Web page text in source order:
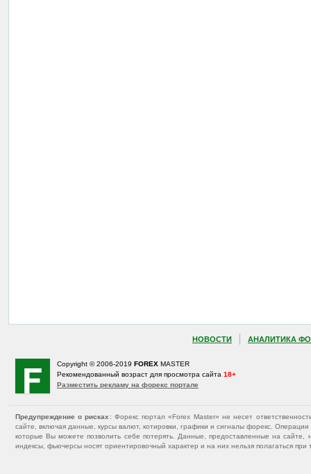
НОВОСТИ АНАЛИТИКА
Copyright © 2006-2019 FOREX MASTER
Рекомендованный возраст для просмотра сайта 18+
Разместить рекламу на форекс портале
Предупреждение о рисках : Форекс портал «Forex Master» не несет
сайте, включая данные, курсы валют, котировки, графики и сигналы форекс.
которые Вы можете позволить себе потерять. Данные, предоставленные на
индексы, фьючерсы носят ориентировочный характер и на них нельзя полагаться при